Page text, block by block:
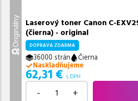
najvhodnejšie, alebo máte akékoľvek
nás kedykoľvek obrátiť e-mailom alebo
sme vám pomohli vybrať to najlepšie
Originálny Laserový toner Canon C-
(čierna) - original
DOPRAVA ZDARMA
36000 strán
Čierna
Naskladňujeme
62,31 € s DPH
- +